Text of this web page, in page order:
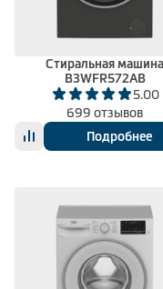
Стиральная машина
B3WFR572AB
5.00
699 отзывов
Подробнее